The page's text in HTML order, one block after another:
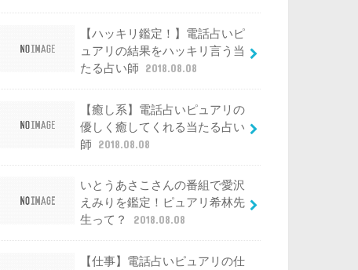
【ハッキリ鑑定！】電話占いピ
ュアリの結果をハッキリ言う当
たる占い師
2018.08.08
【癒し系】電話占いピュアリの
優しく癒してくれる当たる占い
師
2018.08.08
いとうあさこさんの番組で愛沢
えみりを鑑定！ピュアリ希林先
生って？
2018.08.08
【仕事】電話占いピュアリの仕